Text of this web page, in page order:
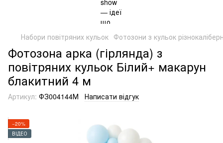
Набори повітряних кульок Фотозони з кульок
Фотозона арка (гірлянда) з
повітряних кульок Білий+ макарун
блакитний 4 м
Артикул: ФЗ004144М Написати відгук
−20%
ВІДЕО